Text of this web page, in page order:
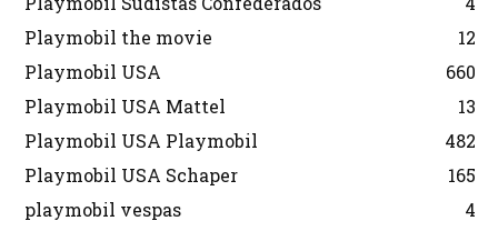
Playmobil the movie
12
Playmobil USA
660
Playmobil USA Mattel
13
Playmobil USA Playmobil
482
Playmobil USA Schaper
165
playmobil vespas
4